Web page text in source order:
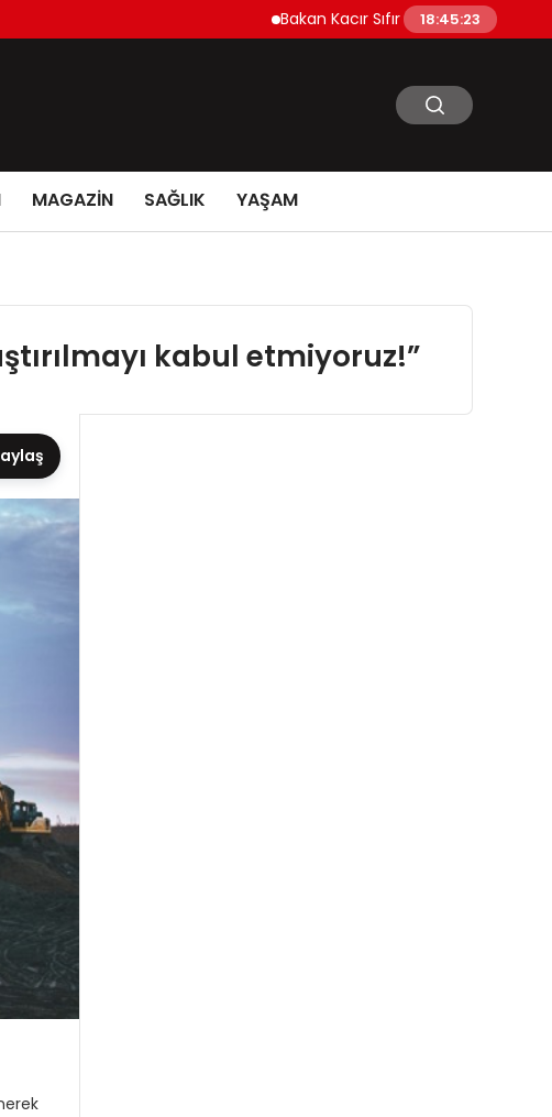
Bakan Kacır Sıfır Atık Projelerine 914
18:45:24
MAGAZİN SAĞLIK YAŞAM
kabul etmiyoruz!”